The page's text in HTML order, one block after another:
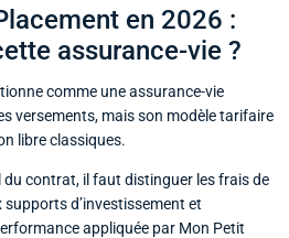
en 2026 :
assurance-vie ?
comme une assurance-vie
versements, mais son modèle tarifaire
libre classiques.
du contrat, il faut distinguer les frais de
d’investissement et
appliquée par Mon Petit